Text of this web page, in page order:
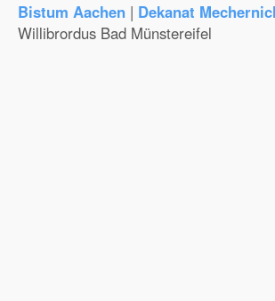
Bistum Aachen | Dekanat
Willibrordus Bad Münstereifel